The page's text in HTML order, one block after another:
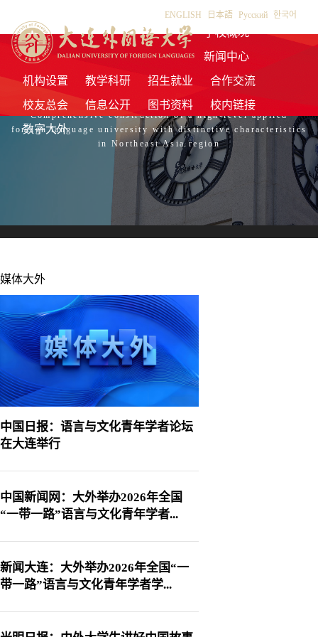
ENGLISH 日本語 Pусский 한국어
学校概况
新闻中心
机构设置
教学科研 招生就业
合作交流
校友总会
信息公开 图书资料
校内链接
数字大外
全面建成东北亚区域特色鲜明的高水平应用型外国语大学
Comprehensive construction of a high-level applied
foreign language university with distinctive characteristics
in Northeast Asia region
媒体大外
中国日报：语言与文化青年学者论坛
在大连举行
中国新闻网：大外举办2026年全国
“一带一路”语言与文化青年学者...
新闻大连：大外举办2026年全国“一
带一路”语言与文化青年学者学...